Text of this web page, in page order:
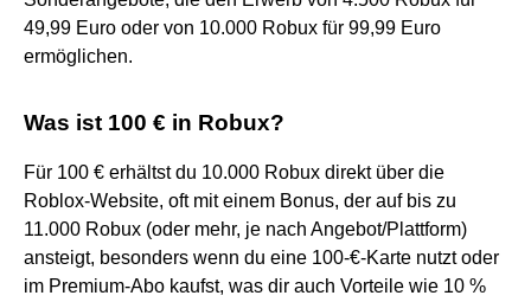
49,99 Euro oder von 10.000 Robux für 99,99 Euro
ermöglichen.
Was ist 100 € in Robux?
Für 100 € erhältst du 10.000 Robux direkt über die
Roblox-Website, oft mit einem Bonus, der auf bis zu
11.000 Robux (oder mehr, je nach Angebot/Plattform)
ansteigt, besonders wenn du eine 100-€-Karte nutzt oder
im Premium-Abo kaufst, was dir auch Vorteile wie 10 %